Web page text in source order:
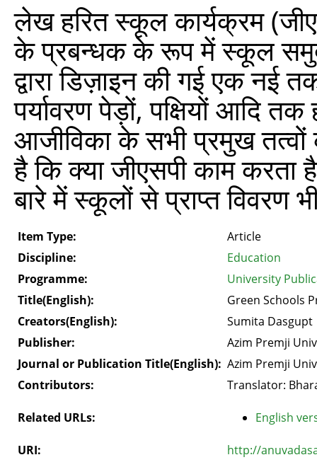
लेख हरित स्कूल कार्यक्रम
के प्रबन्धक के रूप में स्कूल
द्वारा डिज़ाइन की गई एक
पर्यावरण पेड़ों, पक्षियों आदि
आजीविका के सभी प्रमुख
है कि क्या जीएसपी काम
बारे में स्कूलों से प्राप्त विवरण
Item Type:
Article
Discipline:
Education
Programme:
University
Title(English):
Green Schools
Creators(English):
Sumita Dasgupt
Publisher:
Azim Premji
Journal or Publication Title(English): Azim Premji
Contributors:
Translator:
Related URLs: English
URI: http://